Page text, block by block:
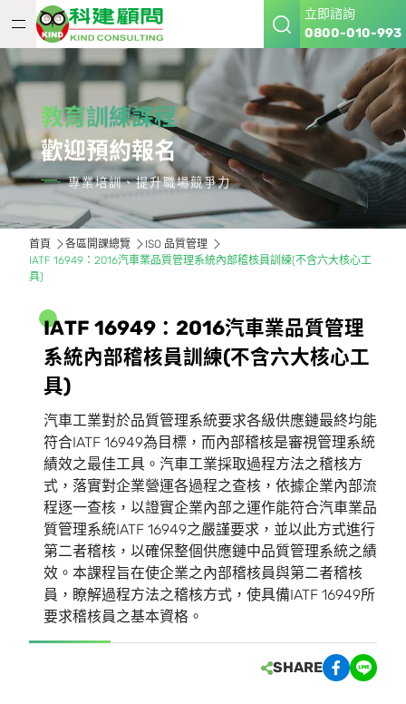
立即諮詢
0800-010-993
教育訓練課程
歡迎預約報名
專業培訓、提升職場競爭力
首頁 各區開課總覽
ISO 品質管理
IATF 16949：2016汽車業品質管理系統內部稽核員訓練(不含六大核心工
具)
IATF 16949 ： 2016汽車業品質管理
系統內部稽核員訓 練(不含六大核心工
具)
汽車工業對於品質管理系統要求各級供應鏈最終均能
符合IATF 16949為目標，而內部稽核是審視管理系統
績效之最佳工具。汽車工業採取過程方法之稽核方
式，落實對企業營運各過程之查核，依據企業內部流
程逐一查核，以證實企業內部之運作能符合汽車業品
質管理系統IATF 16949之嚴謹要求，並以此方式進行
第二者稽核，以確保整個供應鏈中品質管理系統之績
效。本課程旨在使企業之內部稽核員與第二者稽核
員，瞭解過程方法之稽核方式，使具備IATF 16949所
要求稽核員之基本資格。
SHARE